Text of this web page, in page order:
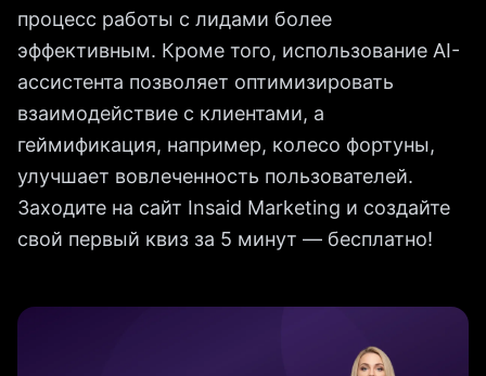
процесс работы с лидами более
эффективным. Кроме того, использование AI-
ассистента позволяет оптимизировать
взаимодействие с клиентами, а
геймификация, например, колесо фортуны,
улучшает вовлеченность пользователей.
Заходите на сайт Insaid Marketing и создайте
свой первый квиз за 5 минут — бесплатно!